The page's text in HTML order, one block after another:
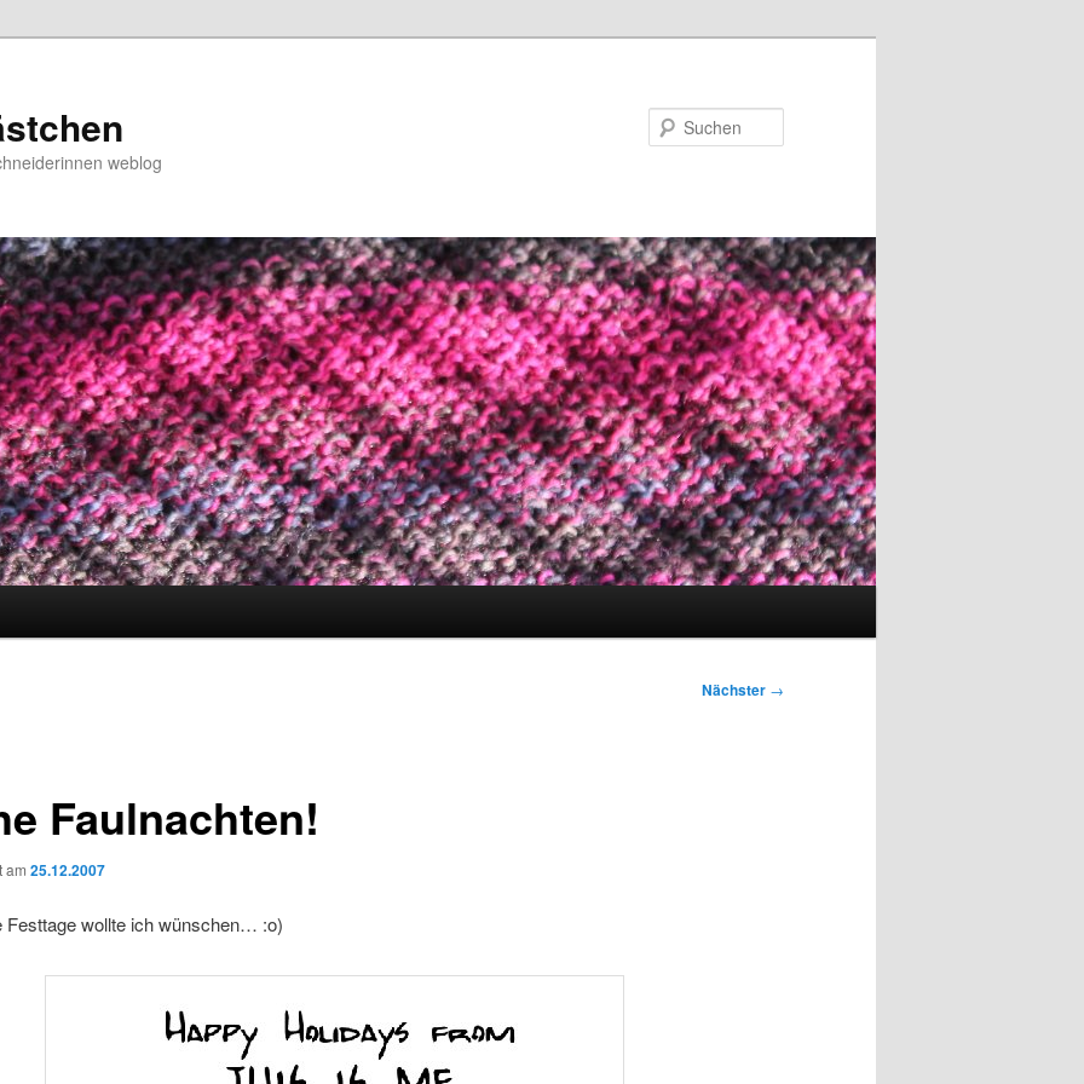
weblog
Nächster →
Faulnachten!
am 25.12.2007
wollte ich wünschen… :o)